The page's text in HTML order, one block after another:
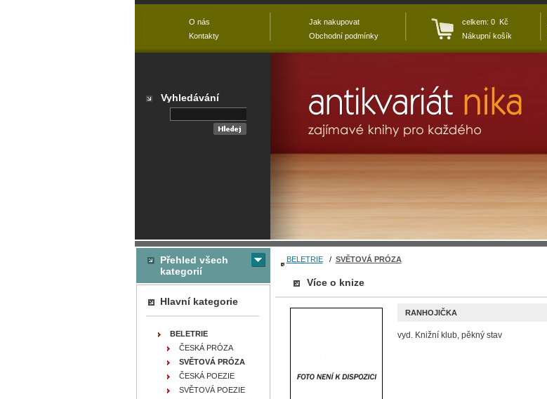
BELETRIE/ SVĚTOVÁ PRÓZA
Více o knize
RANHOJIČKA
vyd. Knižní klub, pěkný stav
Přehled všech
kategorií
Hlavní kategorie
BELETRIE
ČESKÁ PRÓZA
SVĚTOVÁ PRÓZA
ČESKÁ POEZIE
SVĚTOVÁ POEZIE
O nás
Kontakty
Jak nakupovat
Obchodní podmínky
celkem: 0 Kč
Nákupní košík
Vyhledávání